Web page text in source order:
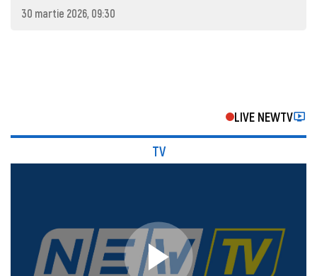
30 martie 2026, 09:30
LIVE NEWTV
TV